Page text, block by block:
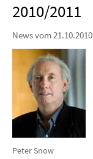
2010/2011
News vom 21.10.2010
Peter Snow